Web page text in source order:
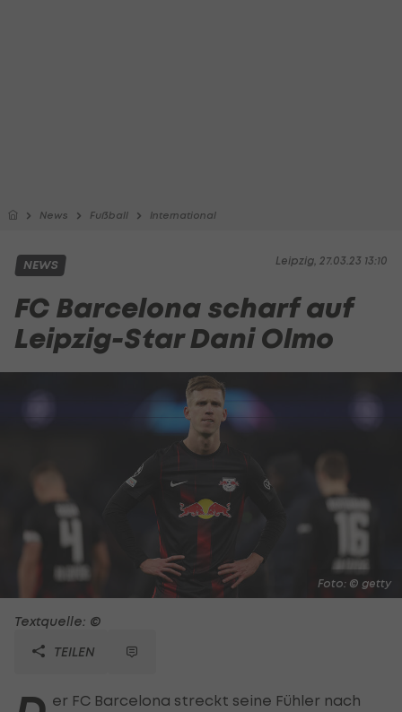
News Fußball International
Leipzig, 27.03.23 13:10
NEWS
FC Barcelona scharf auf
Leipzig-Star Dani Olmo
Foto: © getty
Textquelle: ©
TEILEN
er FC Barcelona streckt seine Fühler nach